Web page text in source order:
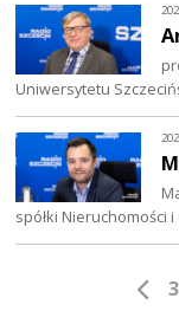
Uniwersytetu
spółki Nieruchomości i
3